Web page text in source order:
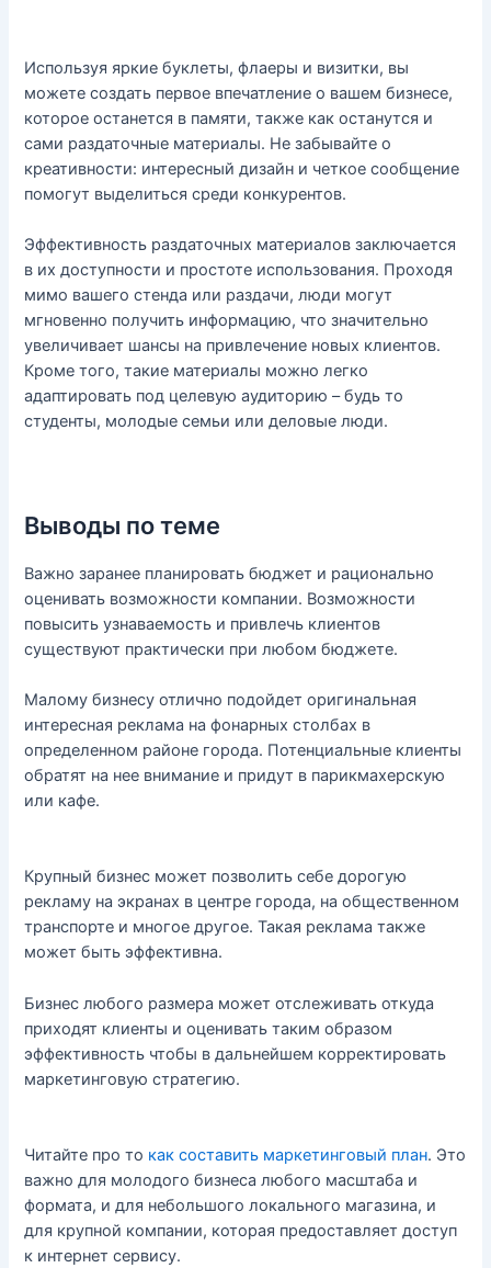
Используя яркие буклеты, флаеры и визитки, вы
можете создать первое впечатление о вашем бизнесе,
которое останется в памяти, также как останутся и
сами раздаточные материалы. Не забывайте о
креативности: интересный дизайн и четкое сообщение
помогут выделиться среди конкурентов.
Эффективность раздаточных материалов заключается
в их доступности и простоте использования. Проходя
мимо вашего стенда или раздачи, люди могут
мгновенно получить информацию, что значительно
увеличивает шансы на привлечение новых клиентов.
Кроме того, такие материалы можно легко
адаптировать под целевую аудиторию – будь то
студенты, молодые семьи или деловые люди.
Выводы по теме
Важно заранее планировать бюджет и рационально
оценивать возможности компании. Возможности
повысить узнаваемость и привлечь клиентов
существуют практически при любом бюджете.
Малому бизнесу отлично подойдет оригинальная
интересная реклама на фонарных столбах в
определенном районе города. Потенциальные клиенты
обратят на нее внимание и придут в парикмахерскую
или кафе.
Крупный бизнес может позволить себе дорогую
рекламу на экранах в центре города, на общественном
транспорте и многое другое. Такая реклама также
может быть эффективна.
Бизнес любого размера может отслеживать откуда
приходят клиенты и оценивать таким образом
эффективность чтобы в дальнейшем корректировать
маркетинговую стратегию.
Читайте про то как составить маркетинговый план. Это
важно для молодого бизнеса любого масштаба и
формата, и для небольшого локального магазина, и
для крупной компании, которая предоставляет доступ
к интернет сервису.